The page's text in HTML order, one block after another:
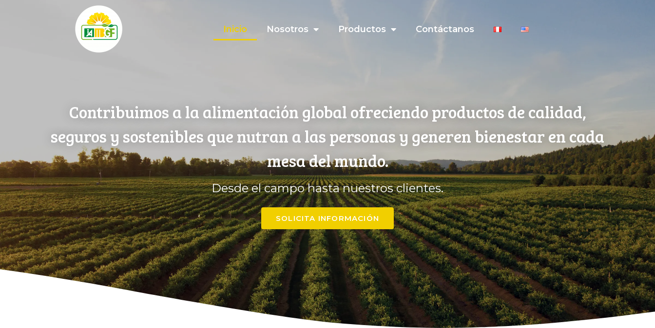
Inicio Nosotros Productos Contáctanos
Contribuimos a la alimentación global ofreciendo productos de calidad,
seguros y sostenibles que nutran a las personas y generen bienestar en cada
mesa del mundo.
Desde el campo hasta nuestros clientes.
SOLICITA INFORMACIÓN